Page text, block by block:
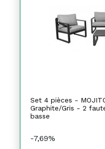
Set 4 pièces -
Graphite/Gris - 2
basse
-7,69%